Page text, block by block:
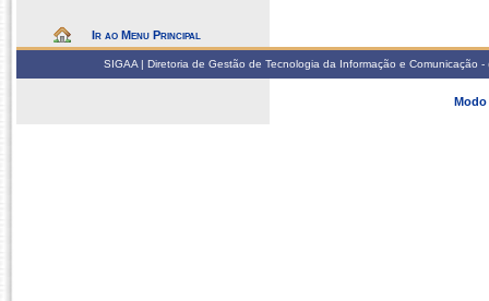
Ir ao Menu Principal
SIGAA | Diretoria de Gestão de Tecnologia da Informação e
Modo